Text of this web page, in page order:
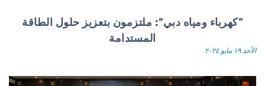
“كهرباء ومياه دبي”: ملتزمون بتعزيز حلول الطاقة
المستدامة
الأحد ١٩ مايو ٢٠٢٤